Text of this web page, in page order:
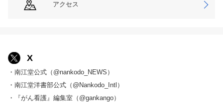
アクセス
X
・南江堂公式（@nankodo_NEWS）
・南江堂洋書部公式（@Nankodo_Intl）
・『がん看護』編集室（@gankango）